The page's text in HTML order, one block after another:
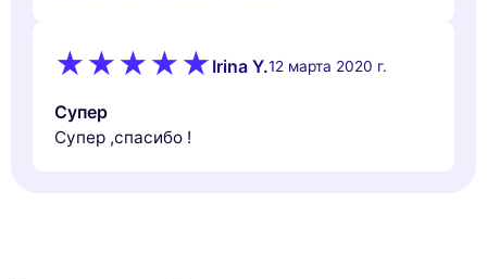
Irina Y.12 марта 2020 г.
Супер
Супер ,спасибо !